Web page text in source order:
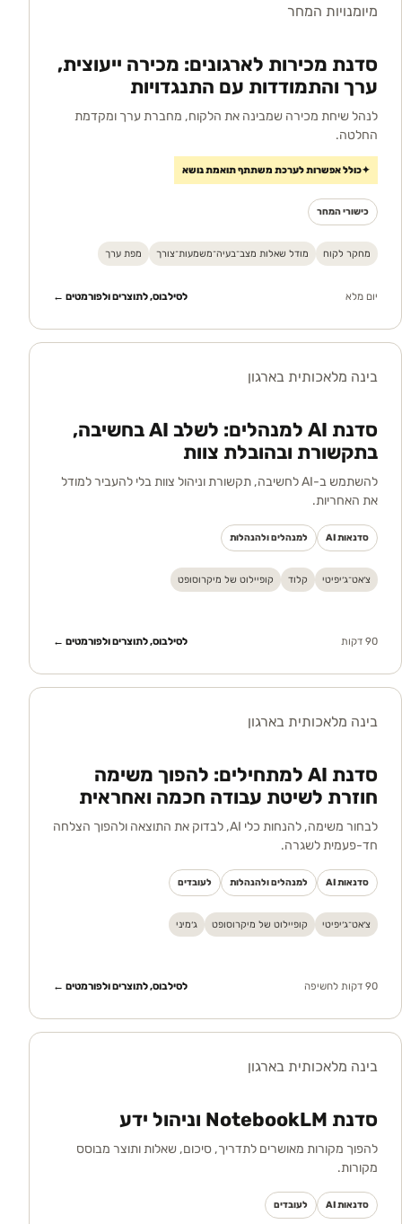
מיומנויות המחר
סדנת מכירות לארגונים: מכירה ייעוצית,
ערך והתמודדות עם התנגדויות
לנהל שיחת מכירה שמבינה את הלקוח, מחברת ערך ומקדמת
החלטה.
✦כולל אפשרות לערכת משתתף תואמת נושא
כישורי המחר
מחקר לקוח מודל שאלות מצב־בעיה־משמעות־צורך מפת ערך
יום מלא לסילבוס, לתוצרים ולפורמטים ←
בינה מלאכותית בארגון
סדנת AI למנהלים: לשלב AI בחשיבה,
בתקשורת ובהובלת צוות
להשתמש ב-AI לחשיבה, תקשורת וניהול צוות בלי להעביר למודל
את האחריות.
סדנאות AI למנהלים ולהנהלות
צ׳אט־ג׳יפיטי קלוד קופיילוט של מיקרוסופט
90 דקות לסילבוס, לתוצרים ולפורמטים ←
בינה מלאכותית בארגון
סדנת AI למתחילים: להפוך משימה
חוזרת לשיטת עבודה חכמה ואחראית
לבחור משימה, להנחות כלי AI, לבדוק את התוצאה ולהפוך הצלחה
חד-פעמית לשגרה.
סדנאות AI למנהלים ולהנהלות לעובדים
צ׳אט־ג׳יפיטי קופיילוט של מיקרוסופט ג׳מיני
90 דקות לחשיפה לסילבוס, לתוצרים ולפורמטים ←
בינה מלאכותית בארגון
סדנת NotebookLM וניהול ידע
להפוך מקורות מאושרים לתדריך, סיכום, שאלות ותוצר מבוסס
מקורות.
סדנאות AI לעובדים